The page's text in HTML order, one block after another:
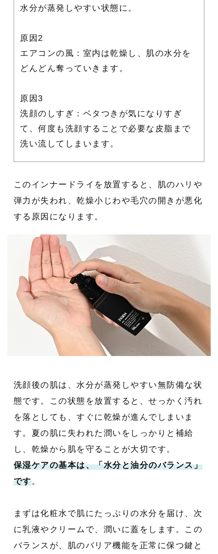
水分が蒸発しやすい状態に。
原因2
エアコンの風：室内は乾燥し、肌の水分を
どんどん奪っていきます。
原因3
洗顔のしすぎ：ベタつきが気になりすぎ
て、何度も洗顔することで必要な皮脂まで
洗い流してしまいます。
このインナードライを放置すると、肌のハリや
弾力が失われ、乾燥小じわや毛穴の開きが悪化
する原因になります。
洗顔後の肌は、水分が蒸発しやすい無防備な状
態です。この状態を放置すると、せっかく汚れ
を落としても、すぐに乾燥が進んでしまいま
す。夏の肌に失われた潤いをしっかりと補給
し、乾燥から肌を守ることが大切です。
保湿ケアの基本は、「水分と油分のバランス」
です。
まずは化粧水で肌にたっぷりの水分を届け、次
に乳液やクリームで、潤いに蓋をします。この
バランスが、肌のバリア機能を正常に保つ鍵と